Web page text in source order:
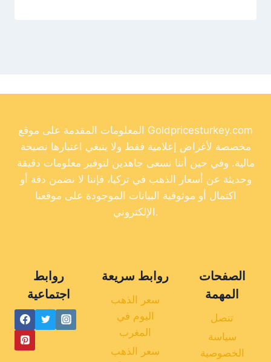
المعلومات المقدمة على موقع Goldpricesturkey.com
مخصصة لأغراض إعلامية فقط ولا ينبغي اعتبارها نصيحة
مالية. وفي حين أننا نسعى جاهدين لتوفير معلومات دقيقة
وحديثة عن أسعار الذهب في تركيا، فإننا لا نضمن دقة أو
اكتمال أو موثوقية البيانات الموجودة على موقعنا
الإلكتروني.
روابط
اجتماعية
روابط سريعة
سعر الذهب
اليوم في
المغرب
سعر الذهب
الصفحات
المهمة
تنصل
سياسة
الخصوصية